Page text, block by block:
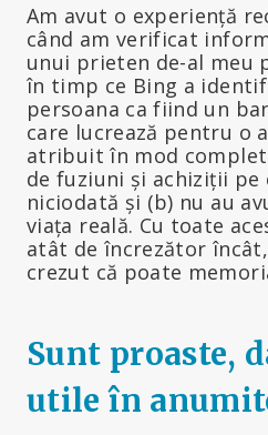
Am avut o experiență
când am verificat
unui prieten de-al meu
în timp ce Bing a
persoana ca fiind un
care lucrează pentru o
atribuit în mod
de fuziuni și achiziții pe
niciodată și (b) nu au
viața reală. Cu toate
atât de încrezător
crezut că poate
Sunt proaste,
utile în